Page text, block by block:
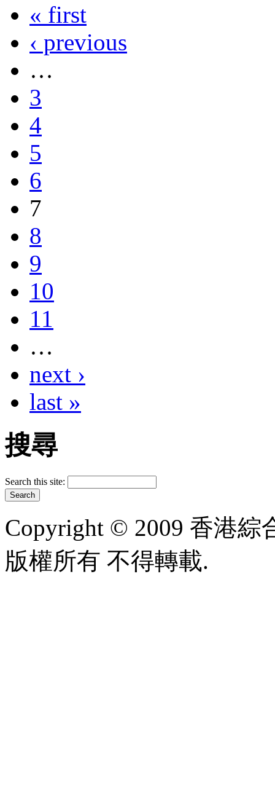
« first
‹ previous
…
3
4
5
6
7
8
9
10
11
…
next ›
last »
搜尋
Search this site:
Copyright © 2009 香港綜
版權所有 不得轉載.